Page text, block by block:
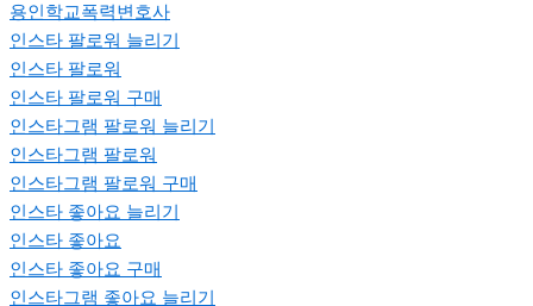
용인학교폭력변호사
인스타 팔로워 늘리기
인스타 팔로워
인스타 팔로워 구매
인스타그램 팔로워 늘리기
인스타그램 팔로워
인스타그램 팔로워 구매
인스타 좋아요 늘리기
인스타 좋아요
인스타 좋아요 구매
인스타그램 좋아요 늘리기